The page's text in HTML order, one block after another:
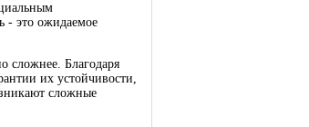
- это ожидаемое
сложнее. Благодаря
их устойчивости,
сложные